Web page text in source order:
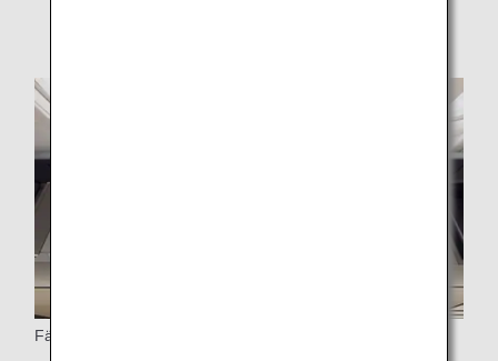
Fällbart